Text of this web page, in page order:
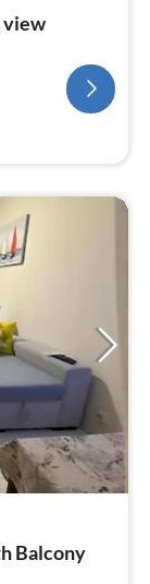
view
Balcony